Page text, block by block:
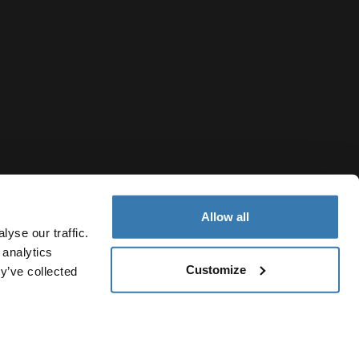
our traffic.
collected
Allow all
Customize
Politique de cookies Paramètres des cookies Current market/